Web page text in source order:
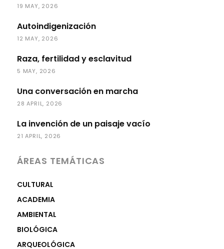
19 MAY, 2026
Autoindigenización
12 MAY, 2026
Raza, fertilidad y esclavitud
5 MAY, 2026
Una conversación en marcha
28 APRIL, 2026
La invención de un paisaje vacío
21 APRIL, 2026
ÁREAS TEMÁTICAS
CULTURAL
ACADEMIA
AMBIENTAL
BIOLÓGICA
ARQUEOLÓGICA